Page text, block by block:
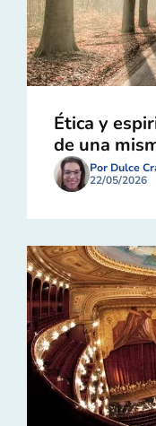
Ética y
de una
Por Dulce
22/05/2026